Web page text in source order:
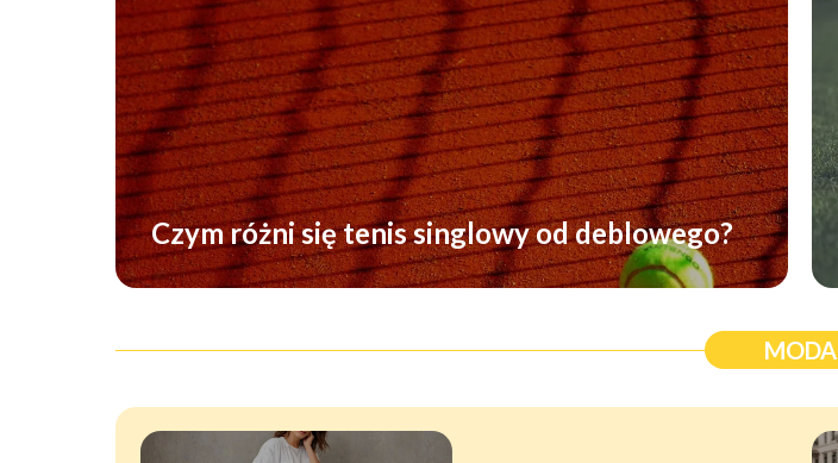
Czym różni się tenis singlowy od deblowego?
MODA